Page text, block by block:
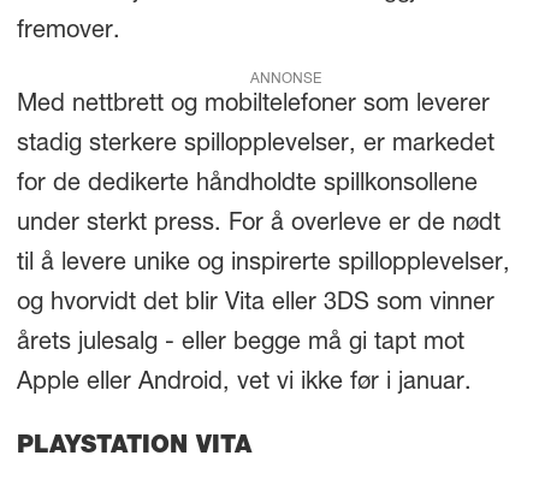
fremover.
ANNONSE
Med nettbrett og mobiltelefoner som leverer
stadig sterkere spillopplevelser, er markedet
for de dedikerte håndholdte spillkonsollene
under sterkt press. For å overleve er de nødt
til å levere unike og inspirerte spillopplevelser,
og hvorvidt det blir Vita eller 3DS som vinner
årets julesalg - eller begge må gi tapt mot
Apple eller Android, vet vi ikke før i januar.
PLAYSTATION VITA